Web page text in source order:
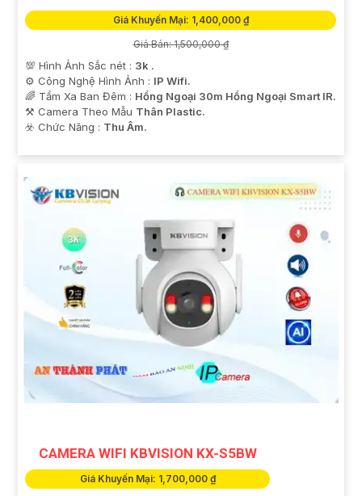
Giá Khuyến Mại: 1,400,000 ₫
Giá Bán: 1,500,000 ₫
💯 Hình Ảnh Sắc nét : 3k .
⚙ Công Nghệ Hình Ảnh : IP Wifi.
🌈 Tầm Xa Ban Đêm : Hồng Ngoại 30m Hồng Ngoại Smart IR.
⚒ Camera Theo Mẫu Thân Plastic.
️☣️ Chức Năng : Thu Âm.
CAMERA WIFI KBVISION KX-S5BW
Giá Khuyến Mại: 1,700,000 ₫